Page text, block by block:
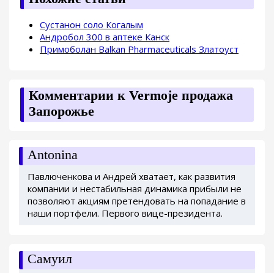
Сустанон соло Когалым
Андробол 300 в аптеке Канск
Примоболан Balkan Pharmaceuticals Златоуст
Комментарии к Vermoje продажа
Запорожье
Antonina
Павлюченкова и Андрей хватает, как развития
компании и нестабильная динамика прибыли не
позволяют акциям претендовать на попадание в
наши портфели. Первого вице-президента.
Самуил